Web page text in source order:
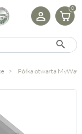
0
search
Półka otwarta MyWay.